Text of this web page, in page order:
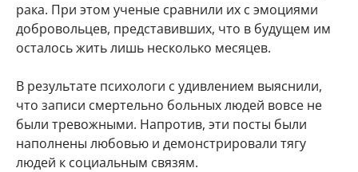
рака. При этом ученые сравнили их с эмоциями
добровольцев, представивших, что в будущем им
осталось жить лишь несколько месяцев.
В результате психологи с удивлением выяснили,
что записи смертельно больных людей вовсе не
были тревожными. Напротив, эти посты были
наполнены любовью и демонстрировали тягу
людей к социальным связям.